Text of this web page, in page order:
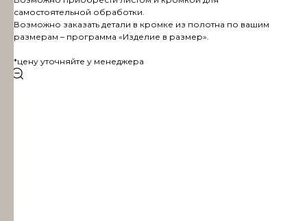
самостоятельной обработки.
Возможно заказать детали в кромке из полотна по вашим
размерам – программа «Изделие в размер».
*цену уточняйте у менеджера